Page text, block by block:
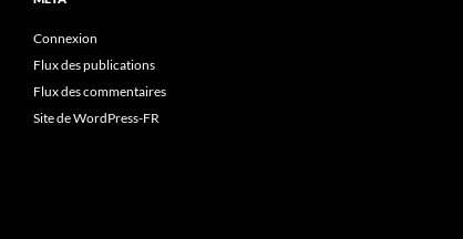
Connexion
Flux des publications
Flux des commentaires
Site de WordPress-FR